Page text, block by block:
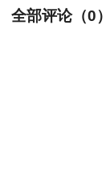
保障部令 第
相应资格证
并将其违纪
信档案库，
（二）
全部评论（0）